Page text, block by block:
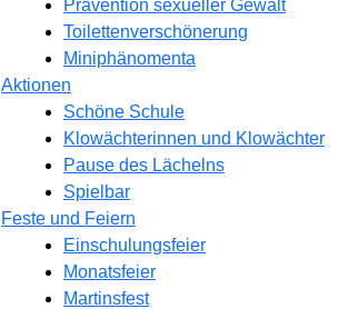
Prävention sexueller Gewalt
Toilettenverschönerung
Miniphänomenta
Aktionen
Schöne Schule
Klowächterinnen und Klowächter
Pause des Lächelns
Spielbar
Feste und Feiern
Einschulungsfeier
Monatsfeier
Martinsfest